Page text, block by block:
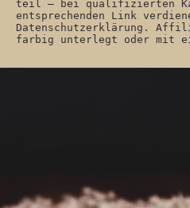
teil – bei qualifizierten
entsprechenden Link
Datenschutzerklärung.
farbig unterlegt oder mit